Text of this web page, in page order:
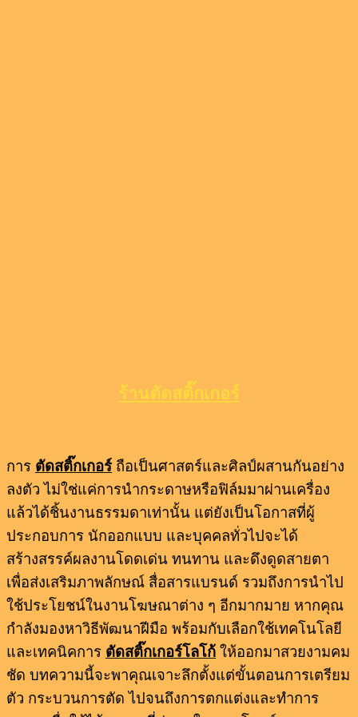
ร้านตัดสติ๊กเกอร์
การ ตัดสติ๊กเกอร์ถือเป็นศาสตร์และศิลป์ผสานกันอย่าง
ลงตัว ไม่ใช่แค่การนำกระดาษหรือฟิล์มมาผ่านเครื่อง
แล้วได้ชิ้นงานธรรมดาเท่านั้น แต่ยังเป็นโอกาสที่ผู้
ประกอบการ นักออกแบบ และบุคคลทั่วไปจะได้
สร้างสรรค์ผลงานโดดเด่น ทนทาน และดึงดูดสายตา
เพื่อส่งเสริมภาพลักษณ์ สื่อสารแบรนด์ รวมถึงการนำไป
ใช้ประโยชน์ในงานโฆษณาต่าง ๆ อีกมากมาย หากคุณ
กำลังมองหาวิธีพัฒนาฝีมือ พร้อมกับเลือกใช้เทคโนโลยี
และเทคนิคการ ตัดสติ๊กเกอร์โลโก้ ให้ออกมาสวยงามคม
ชัด บทความนี้จะพาคุณเจาะลึกตั้งแต่ขั้นตอนการเตรียม
ตัว กระบวนการตัด ไปจนถึงการตกแต่งและทำการ